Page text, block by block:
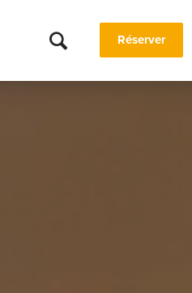
Réserver